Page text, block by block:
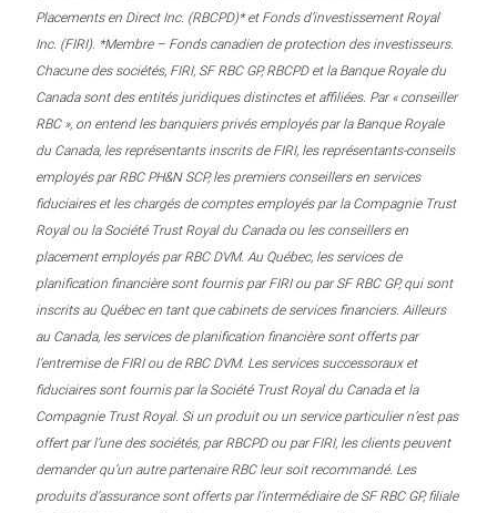
Placements en Direct Inc. (RBCPD)* et Fonds d’investissement Royal
Inc. (FIRI). *Membre – Fonds canadien de protection des investisseurs.
Chacune des sociétés, FIRI, SF RBC GP, RBCPD et la Banque Royale du
Canada sont des entités juridiques distinctes et affiliées. Par « conseiller
RBC », on entend les banquiers privés employés par la Banque Royale
du Canada, les représentants inscrits de FIRI, les représentants-conseils
employés par RBC PH&N SCP, les premiers conseillers en services
fiduciaires et les chargés de comptes employés par la Compagnie Trust
Royal ou la Société Trust Royal du Canada ou les conseillers en
placement employés par RBC DVM. Au Québec, les services de
planification financière sont fournis par FIRI ou par SF RBC GP, qui sont
inscrits au Québec en tant que cabinets de services financiers. Ailleurs
au Canada, les services de planification financière sont offerts par
l’entremise de FIRI ou de RBC DVM. Les services successoraux et
fiduciaires sont fournis par la Société Trust Royal du Canada et la
Compagnie Trust Royal. Si un produit ou un service particulier n’est pas
offert par l’une des sociétés, par RBCPD ou par FIRI, les clients peuvent
demander qu’un autre partenaire RBC leur soit recommandé. Les
produits d’assurance sont offerts par l’intermédiaire de SF RBC GP, filiale